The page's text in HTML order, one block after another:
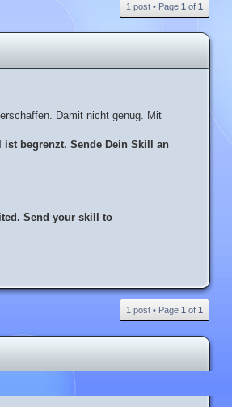
1 post • Page 1 of 1
Damit nicht genug. Mit
begrenzt. Sende Dein Skill an
Send your skill to
1 post • Page 1 of 1